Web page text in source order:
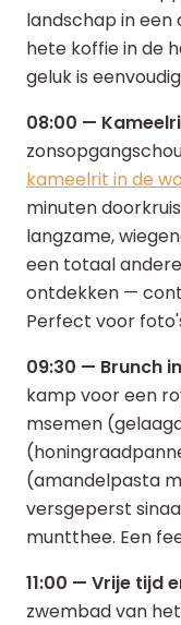
landschap in een
hete koffie in de
geluk is
08:00 —
kameelrit in de
minuten
langzame,
een totaal
ontdekken —
Perfect voor
09:30 — Brunch
kamp voor een
msemen
(amandelpasta
versgeperst
muntthee. Een
11:00 — Vrije tijd
zwembad van